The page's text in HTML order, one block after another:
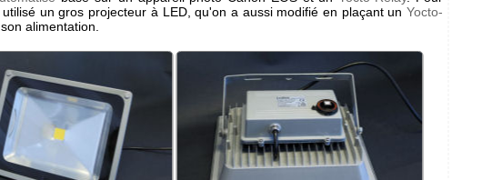
un gros projecteur à LED, qu'on a aussi modifié en plaçant un Yocto-
alimentation.